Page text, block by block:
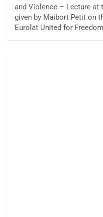
and Violence – Lecture at
given by Maibort Petit on
Eurolat United for